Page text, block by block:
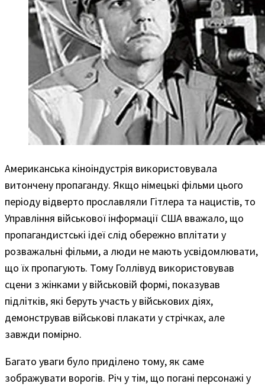
Американська кіноіндустрія використовувала
витончену пропаганду. Якщо німецькі фільми цього
періоду відверто прославляли Гітлера та нацистів, то
Управління військової інформації США вважало, що
пропагандистські ідеї слід обережно вплітати у
розважальні фільми, а люди не мають усвідомлювати,
що їх пропагують. Тому Голлівуд використовував
сцени з жінками у військовій формі, показував
підлітків, які беруть участь у військових діях,
демонстрував військові плакати у стрічках, але
завжди помірно.
Багато уваги було приділено тому, як саме
зображувати ворогів. Річ у тім, що погані персонажі у